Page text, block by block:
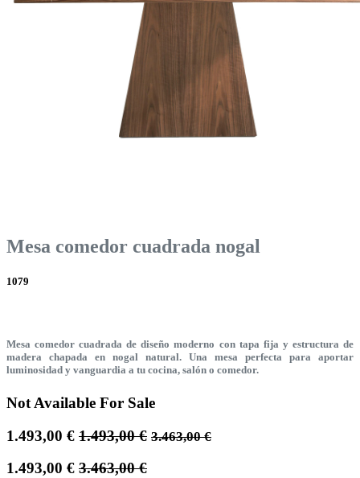
Mesa comedor cuadrada nogal
1079
Mesa comedor cuadrada de diseño moderno con tapa fija y estructura de
madera chapada en nogal natural. Una mesa perfecta para aportar
luminosidad y vanguardia a tu cocina, salón o comedor.
Not Available For Sale
1.493,00 € 1.493,00€ 3.463,00€
1.493,00 € 3.463,00€